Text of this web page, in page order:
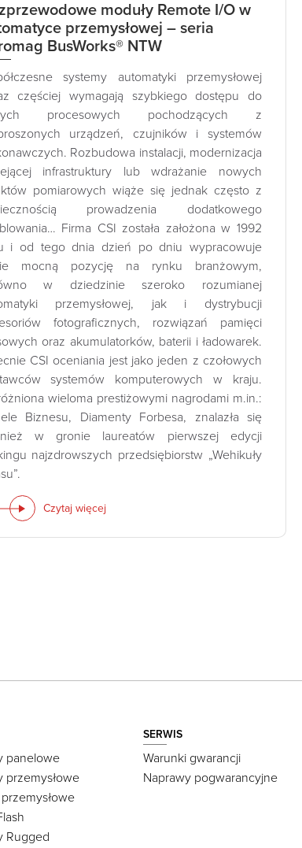
moduły Remote I/O w
przemysłowej – seria
BusWorks® NTW
systemy automatyki przemysłowej
częściej wymagają szybkiego dostępu do
procesowych pochodzących z
urządzeń, czujników i systemów
Rozbudowa instalacji, modernizacja
infrastruktury lub wdrażanie nowych
pomiarowych wiąże się jednak często z
prowadzenia dodatkowego
Firma CSI została założona w 1992
i od tego dnia dzień po dniu wypracowuje
mocną pozycję na rynku branżowym,
w dziedzinie szeroko rozumianej
przemysłowej, jak i dystrybucji
fotograficznych, rozwiązań pamięci
oraz akumulatorków, baterii i ładowarek.
CSI oceniania jest jako jeden z czołowych
systemów komputerowych w kraju.
wieloma prestiżowymi nagrodami m.in.:
Biznesu, Diamenty Forbesa, znalazła się
w gronie laureatów pierwszej edycji
najzdrowszych przedsiębiorstw „Wehikuły
Czytaj więcej
panelowe
przemysłowe
Rugged
SERWIS
Warunki gwarancji
Naprawy pogwarancyjne